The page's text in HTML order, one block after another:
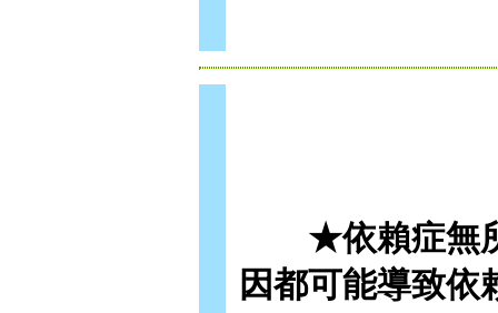
★依賴症無所
因都可能導